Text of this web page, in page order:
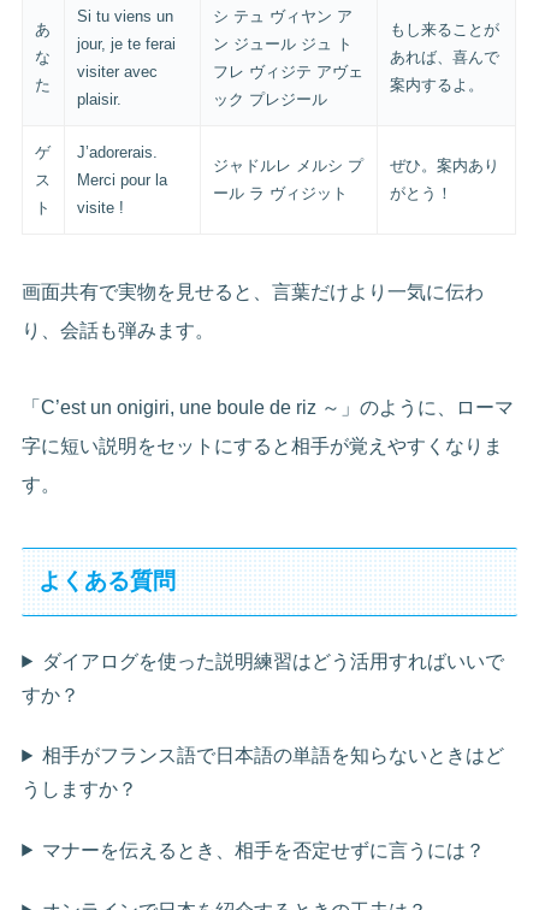
あ
な
た
Si tu viens un
jour, je te ferai
visiter avec
plaisir.
シ テュ ヴィヤン ア
ン ジュール ジュ ト
フレ ヴィジテ アヴェ
ック プレジール
もし来ることが
あれば、喜んで
案内するよ。
ゲ
ス
ト
J’adorerais.
Merci pour la
visite !
ジャドルレ メルシ プ
ール ラ ヴィジット
ぜひ。案内あり
がとう！
画面共有で実物を見せると、言葉だけより一気に伝わ
り、会話も弾みます。
「C’est un onigiri, une boule de riz ～」のように、ローマ
字に短い説明をセットにすると相手が覚えやすくなりま
す。
よくある質問
ダイアログを使った説明練習はどう活用すればいいで
すか？
相手がフランス語で日本語の単語を知らないときはど
うしますか？
マナーを伝えるとき、相手を否定せずに言うには？